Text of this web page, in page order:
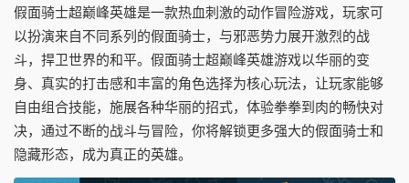
假面骑士超巅峰英雄是一款热血刺激的动作冒险游戏，玩家可
以扮演来自不同系列的假面骑士，与邪恶势力展开激烈的战
斗，捍卫世界的和平。假面骑士超巅峰英雄游戏以华丽的变
身、真实的打击感和丰富的角色选择为核心玩法，让玩家能够
自由组合技能，施展各种华丽的招式，体验拳拳到肉的畅快对
决，通过不断的战斗与冒险，你将解锁更多强大的假面骑士和
隐藏形态，成为真正的英雄。